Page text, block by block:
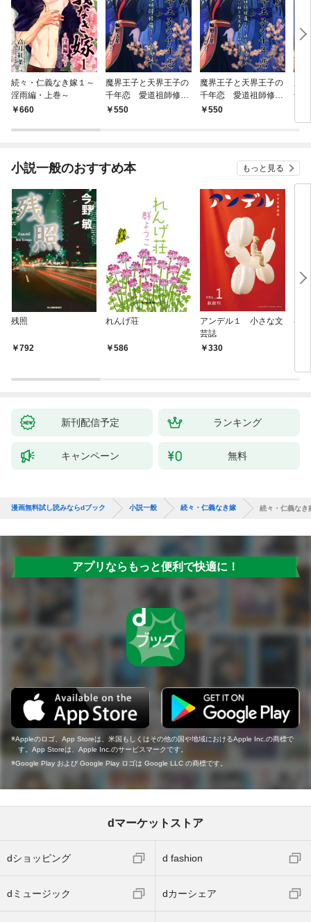
続々・仁義なき嫁１～
淫雨編・上巻～
660
魔界王子と天界王子の
千年恋 愛道祖師修羅
3～妖魔編～
550
魔界王子と天界王子の
千年恋 愛道祖師修羅
2～後宮事件編～ 謎
550
千
小説一般のおすすめ本 もっと見る
残照
792
れんげ荘
586
アンデル１ 小さな文
芸誌
330
琴
新刊配信予定 ランキング
キャンペーン 無料
漫画無料試し読みならdブック 小説一般 続々・仁義なき嫁 続々・仁義なき
アプリならもっと便利で快適に！
Appleのロゴ、App Storeは、米国もしくはその他の国や地域におけるApple Inc.の商標で
す。App Storeは、Apple Inc.のサービスマークです。
Google Play および Google Play ロゴは Google LLC の商標です。
dマーケットストア
dショッピング d fashion
dミュージック dカーシェア